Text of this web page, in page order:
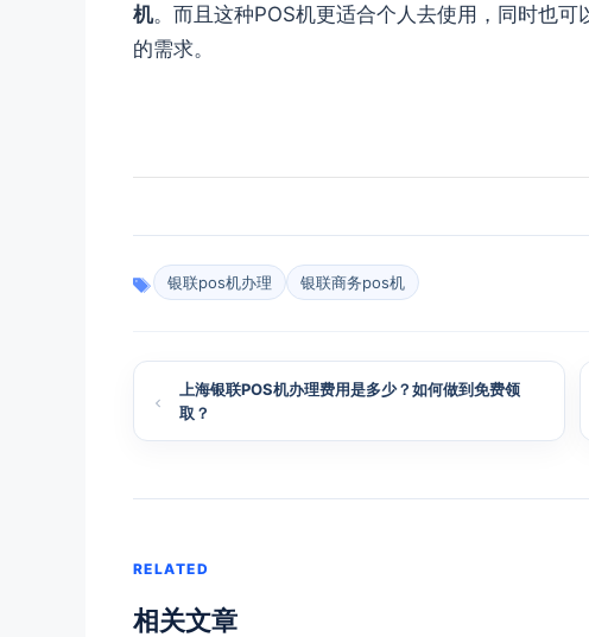
机。而且这种POS机更适合个人去使用，同时也
的需求。
银联pos机办理 银联商务pos机
上海银联POS机办理费用是多少？如何做到免费领
取？
RELATED
相关文章